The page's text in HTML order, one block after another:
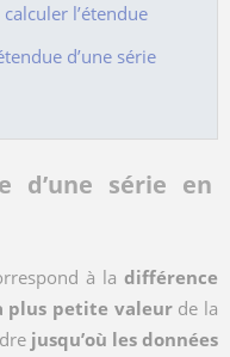
l’étendue
d’une série
d’une série en
à la différence
plus petite valeurde la
jusqu’où les données